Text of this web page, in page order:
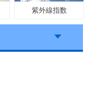
紫外線指数